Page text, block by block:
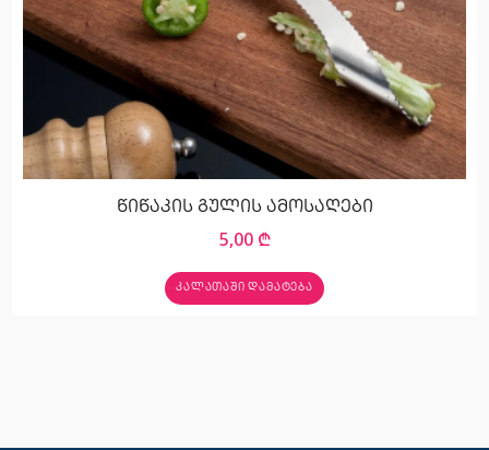
წიწაკის გულის ამოსაღები
5,00 ₾
ᲙᲐᲚᲐᲗᲐᲨᲘ ᲓᲐᲛᲐᲢᲔᲑᲐ